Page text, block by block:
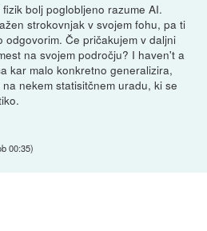
bolj poglobljeno razume AI.
strokovnjak v svojem fohu, pa ti
Če pričakujem v daljni
na svojem področju? I haven't a
kar malo konkretno generalizira,
nekem statisitčnem uradu, ki se
00:35)